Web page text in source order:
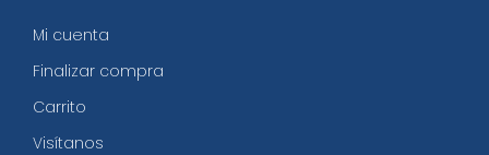
Mi cuenta
Finalizar compra
Carrito
Visítanos